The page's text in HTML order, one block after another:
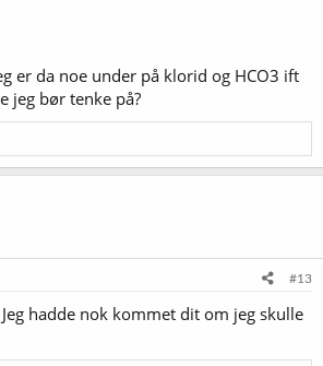
er da noe under på klorid og HCO3 ift
jeg bør tenke på?
#13
hadde nok kommet dit om jeg skulle